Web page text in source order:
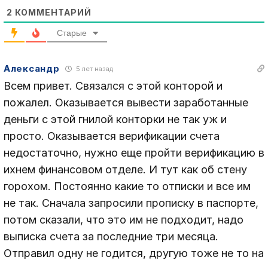
2 КОММЕНТАРИЙ
Старые
Александр 5 лет назад
Всем привет. Связался с этой конторой и
пожалел. Оказывается вывести заработанные
деньги с этой гнилой конторки не так уж и
просто. Оказывается верификации счета
недостаточно, нужно еще пройти верификацию в
ихнем финансовом отделе. И тут как об стену
горохом. Постоянно какие то отписки и все им
не так. Сначала запросили прописку в паспорте,
потом сказали, что это им не подходит, надо
выписка счета за последние три месяца.
Отправил одну не годится, другую тоже не то на